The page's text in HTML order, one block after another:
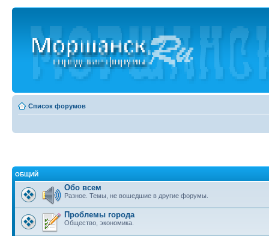
Список форумов
ОБЩИЙ
Обо всем
Разное. Темы, не вошедшие в другие форумы.
Проблемы города
Общество, экономика.